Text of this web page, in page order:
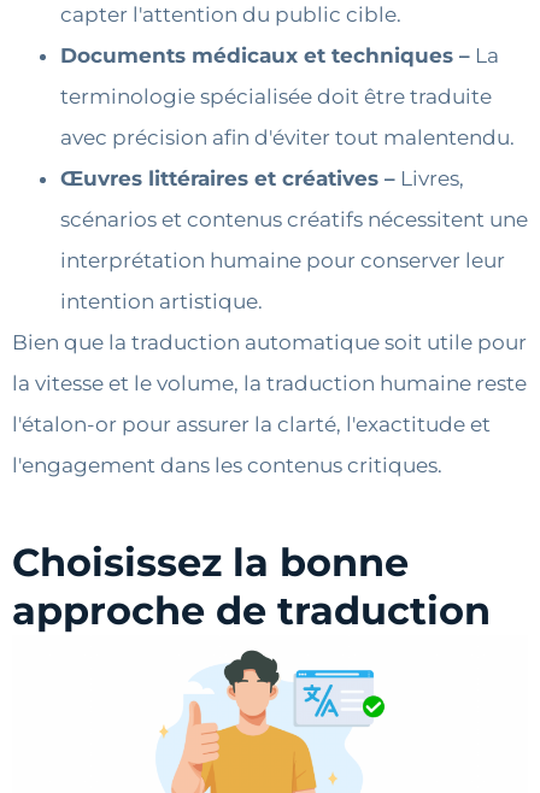
capter l'attention du public cible.
Documents médicaux et techniques – La
terminologie spécialisée doit être traduite
avec précision afin d'éviter tout malentendu.
Œuvres littéraires et créatives – Livres,
scénarios et contenus créatifs nécessitent une
interprétation humaine pour conserver leur
intention artistique.
Bien que la traduction automatique soit utile pour
la vitesse et le volume, la traduction humaine reste
l'étalon-or pour assurer la clarté, l'exactitude et
l'engagement dans les contenus critiques.
Choisissez la bonne
approche de traduction